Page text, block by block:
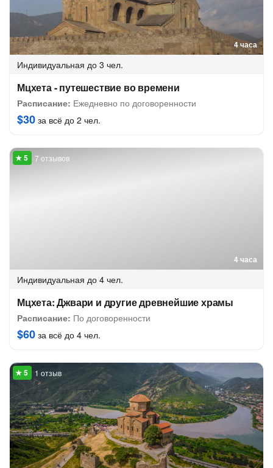
4 часа
Индивидуальная до 3 чел.
Мцхета - путешествие во времени
Расписание: Ежедневно по договоренности
$30 за всё до 2 чел.
4 часа
7 отзывов
Индивидуальная до 4 чел.
Мцхета: Джвари и другие древнейшие храмы
Расписание: По договоренности
$60 за всё до 4 чел.
1 отзыв